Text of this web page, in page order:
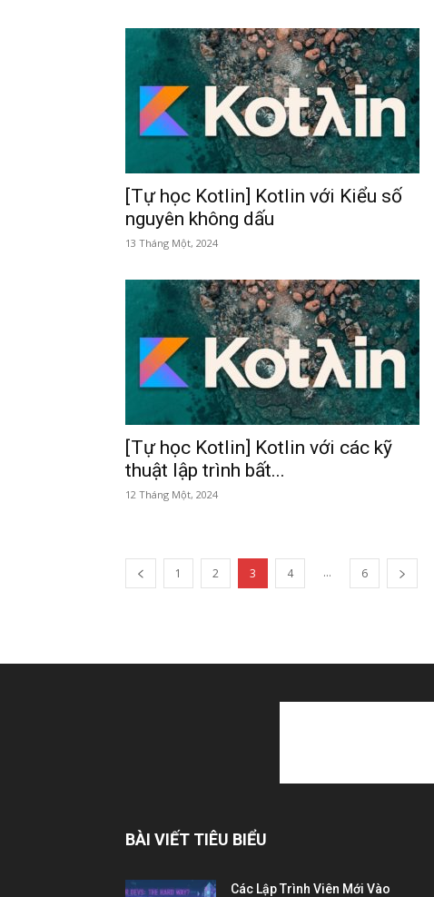
[Tự học Kotlin] Kotlin với Kiểu số
nguyên không dấu
13 Tháng Một, 2024
[Tự học Kotlin] Kotlin với các kỹ
thuật lập trình bất...
12 Tháng Một, 2024
1 2 3 4 ... 6
BÀI VIẾT TIÊU BIỂU
Các Lập Trình Viên Mới Vào